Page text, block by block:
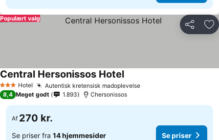
Del
Populært valg
3 StjernerHotel Autentisk kretensisk madoplevelse
Central Hersonissos Hotel
8,4 Meget godt 1.893 Chersonissos
Af 270 kr.
Se priser fra 14 hjemmesider Se priser